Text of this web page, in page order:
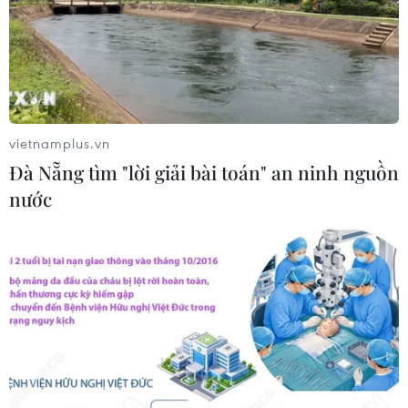
06/08/2026 04:52
Tổng Bí thư, Chủ tịch nước Tô Lâm
sẽ thăm cấp Nhà nước tới Australia và
New Zealand
06/08/2026 04:30
Mỹ phát tín hiệu ủng hộ ổn định
05/08/2026 23:26
Nhật Bản: Nội các thông qua chính
sách giảm thuế tiêu thụ thực phẩm
xuống 1%
vietnamplus.vn
Đà Nẵng tìm "lời giải bài toán" an ninh nguồn
nước